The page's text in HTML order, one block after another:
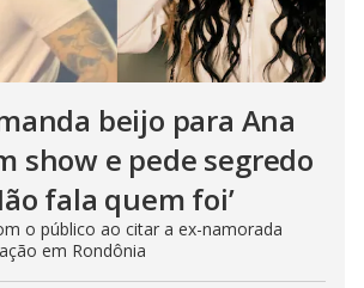
beijo para Ana
show e pede segredo
fala quem foi’
o público ao citar a ex-namorada
em Rondônia